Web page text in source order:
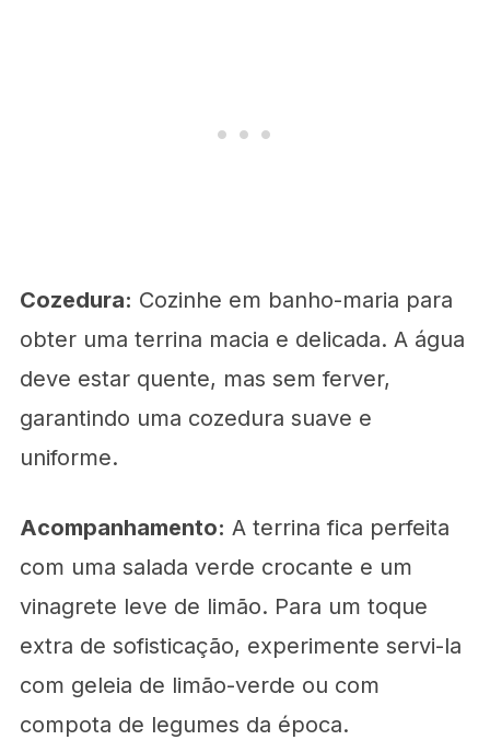
Cozedura: Cozinhe em banho-maria para
obter uma terrina macia e delicada. A água
deve estar quente, mas sem ferver,
garantindo uma cozedura suave e
uniforme.
Acompanhamento: A terrina fica perfeita
com uma salada verde crocante e um
vinagrete leve de limão. Para um toque
extra de sofisticação, experimente servi-la
com geleia de limão-verde ou com
compota de legumes da época.